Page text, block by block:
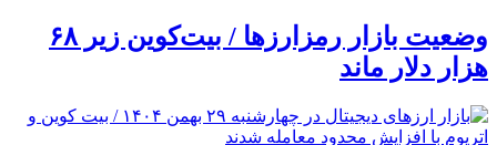
وضعیت بازار رمزارزها / بیت‌کوین زیر ۶۸
هزار دلار ماند